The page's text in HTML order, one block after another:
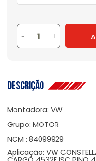
- +
Descrição
Montadora: VW
Grupo: MOTOR
NCM : 84099929
Aplicação: VW